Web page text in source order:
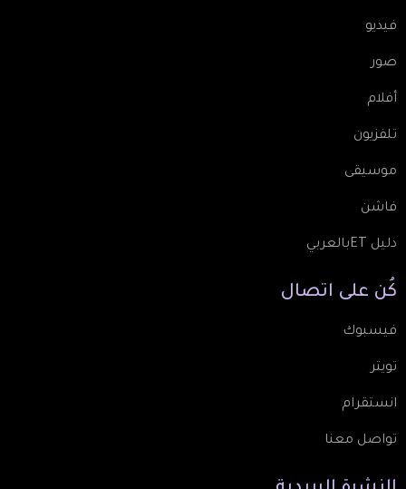
فيديو
صور
أفلام
تلفزيون
موسيقى
فاشن
دليل ETبالعربي
كُن على اتصال
فيسبوك
تويتر
انستقرام
تواصل معنا